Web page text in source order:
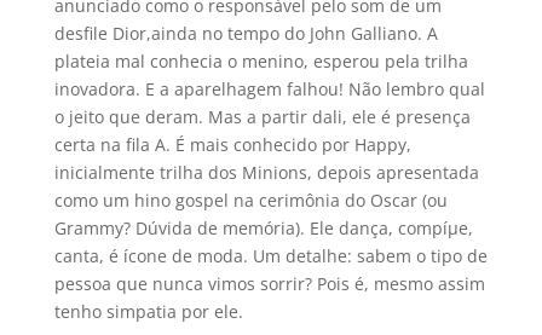
anunciado como o responsável pelo som de um
desfile Dior,ainda no tempo do John Galliano. A
plateia mal conhecia o menino, esperou pela trilha
inovadora. E a aparelhagem falhou! Não lembro qual
o jeito que deram. Mas a partir dali, ele é presença
certa na fila A. É mais conhecido por Happy,
inicialmente trilha dos Minions, depois apresentada
como um hino gospel na cerimônia do Oscar (ou
Grammy? Dúvida de memória). Ele dança, compíµe,
canta, é í­cone de moda. Um detalhe: sabem o tipo de
pessoa que nunca vimos sorrir? Pois é, mesmo assim
tenho simpatia por ele.